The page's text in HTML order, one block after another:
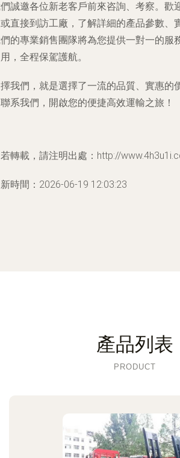
誠邀各位新老客戶前來咨詢、考察。歡
直接到訪工廠，了解詳細的產品參數、
的專業銷售團隊將為您提供一對一的服
，全程保駕護航。
我們，就是選擇了一流的品質、實惠的
系我們，開啟您的便捷高效運輸之旅！
轉載，請注明出處：http://
時間：2026-06-19 12:03:23
產品列表
PRODUCT